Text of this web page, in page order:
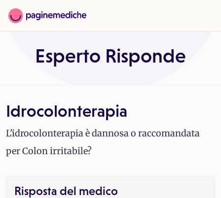
Esperto Risponde
Idrocolonterapia
L'idrocolonterapia è dannosa o raccomandata
perColonirritabile?
Risposta del medico